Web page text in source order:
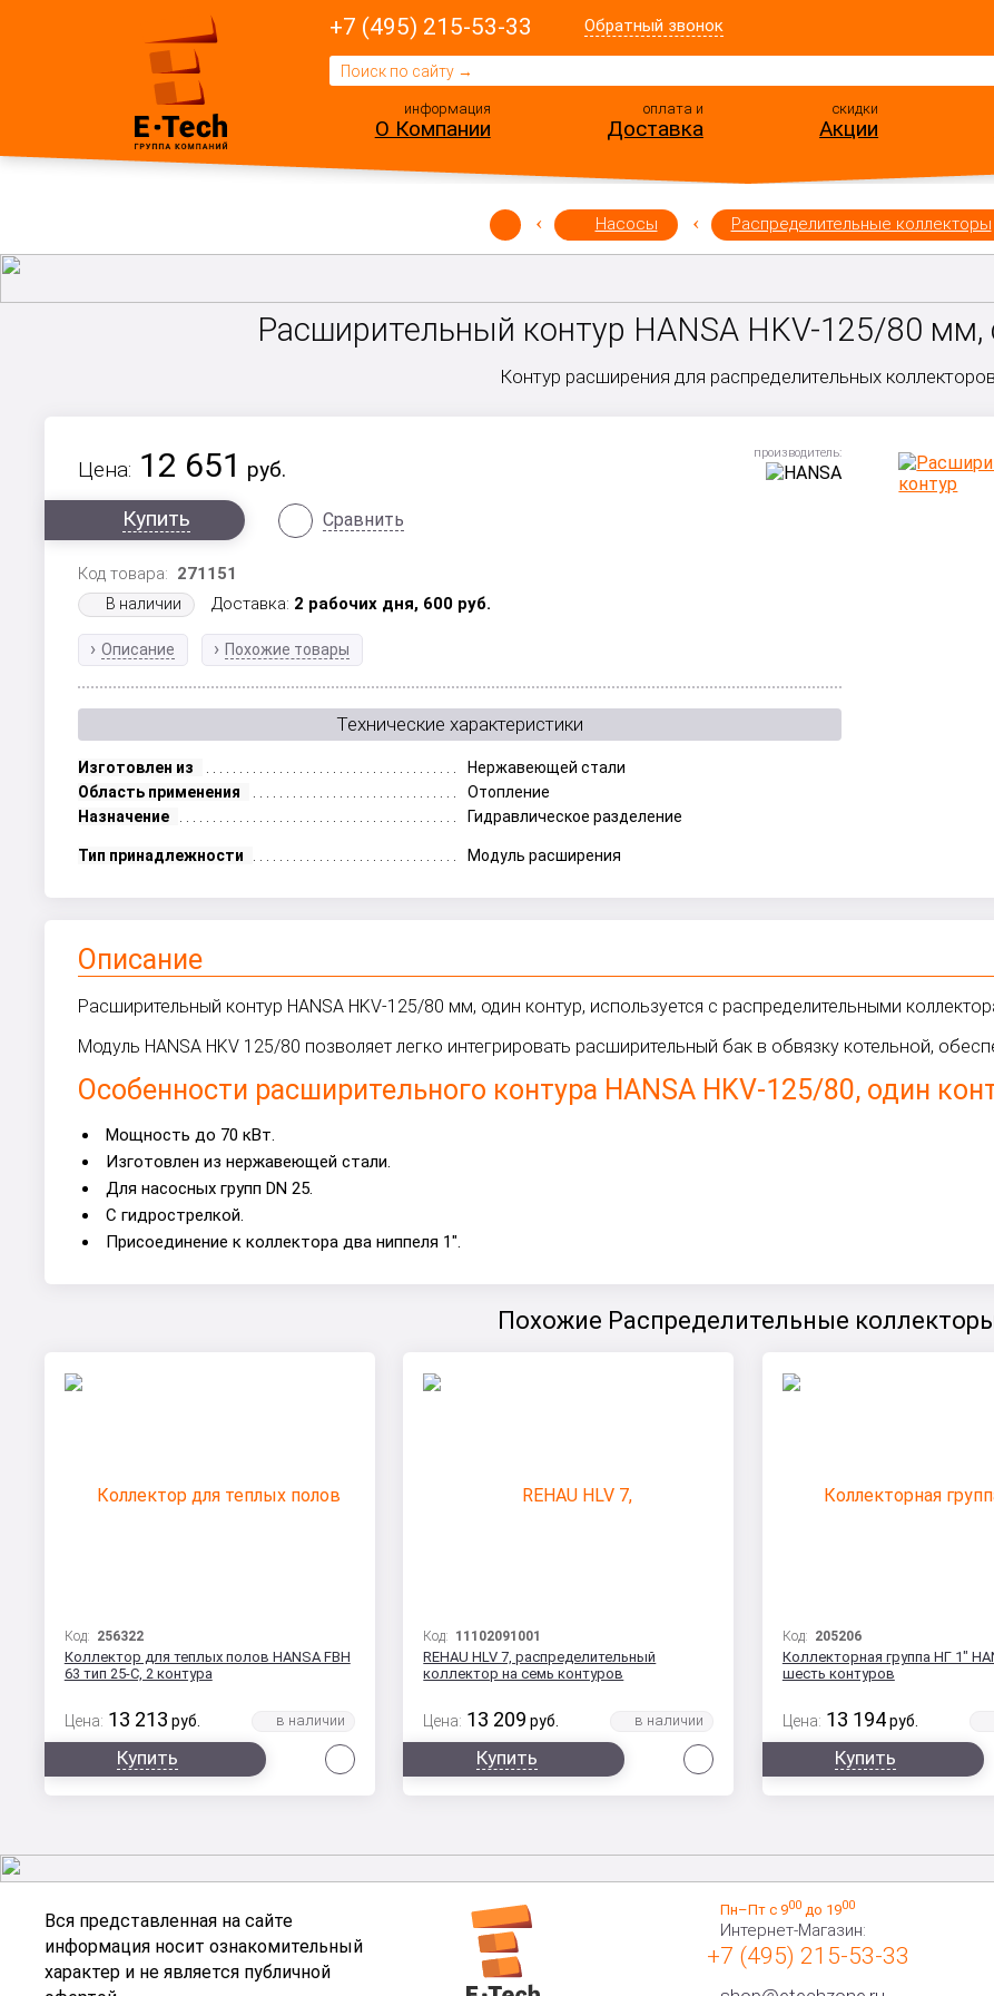
+7 (495) 215-53-33 Обратный звонок
информация
О Компании
оплата и
Доставка
скидки
Акции
Насосы Распределительные коллекторы
Расширительный контур HANSA HKV-125/80 мм,
Контур расширения для распределительных коллекторов
Цена: 12 651 руб.
Купить
Сравнить
Код товара: 271151
В наличии Доставка: 2 рабочих дня, 600 руб.
Описание Похожие товары
Технические характеристики
Изготовлен из
Нержавеющей стали
Область применения
Отопление
Назначение
Гидравлическое разделение
Тип принадлежности Модуль расширения
Описание
Расширительный контур HANSA HKV-125/80 мм, один контур, используется с распределительными
Модуль HANSA HKV 125/80 позволяет легко интегрировать расширительный бак в обвязку котельной,
Особенности расширительного контура HANSA HKV-125/80, один
Мощность до 70 кВт.
Изготовлен из нержавеющей стали.
Для насосных групп DN 25.
С гидрострелкой.
Присоединение к коллектора два ниппеля 1".
Похожие Распределительные
Код: 256322
Коллектор для теплых полов HANSA FBH
63 тип 25-С, 2 контура
Цена: 13 213 руб.
Купить
Код: 11102091001
REHAU HLV 7, распределительный
коллектор на семь контуров
Цена: 13 209 руб.
Купить
Код: 205206
Коллекторная группа НГ 1"
шесть контуров
Цена: 13 194руб.
Купить
Вся представленная на сайте
информация носит ознакомительный
характер и не является публичной
Пн–Пт с 900до 1900
Интернет-Магазин:
+7 (495) 215-53-33